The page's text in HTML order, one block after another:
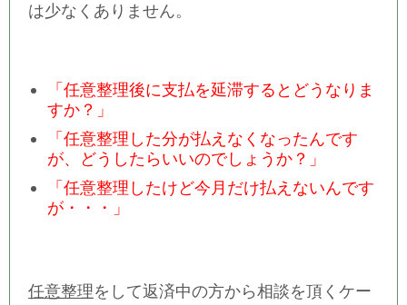
は少なくありません。
「任意整理後に支払を延滞するとどうなりま
すか？」
「任意整理した分が払えなくなったんです
が、どうしたらいいのでしょうか？」
「任意整理したけど今月だけ払えないんです
が・・・」
任意整理をして返済中の方から相談を頂くケー